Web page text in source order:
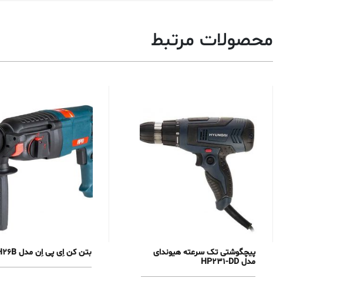
محصولات مرتبط
پیچگوشتی تک سرعته هیوندای
مدل HP231-DD
بتن کن اِی پی اِن مدل RH26B